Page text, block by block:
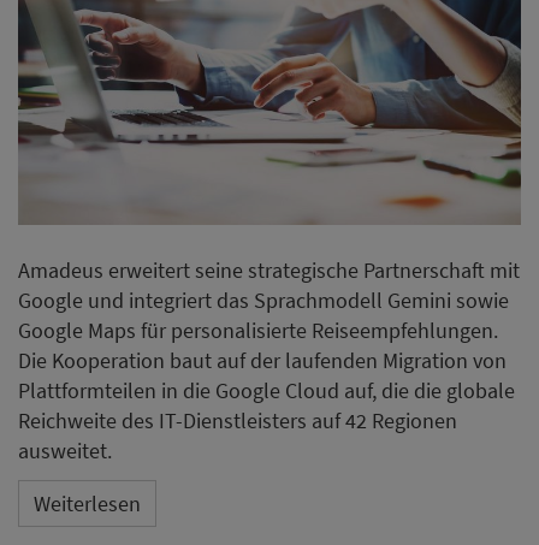
Amadeus erweitert seine strategische Partnerschaft mit
Google und integriert das Sprachmodell Gemini sowie
Google Maps für personalisierte Reiseempfehlungen.
Die Kooperation baut auf der laufenden Migration von
Plattformteilen in die Google Cloud auf, die die globale
Reichweite des IT-Dienstleisters auf 42 Regionen
ausweitet.
Weiterlesen